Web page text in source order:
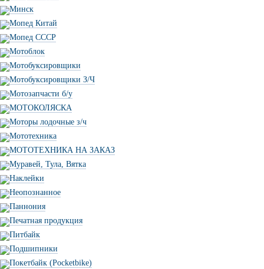
Минск
Мопед Китай
Мопед СССР
Мотоблок
Мотобуксировщики
Мотобуксировщики З/Ч
Мотозапчасти б/у
МОТОКОЛЯСКА
Моторы лодочные з/ч
Мототехника
МОТОТЕХНИКА НА ЗАКАЗ
Муравей, Тула, Вятка
Наклейки
Неопознанное
Паннония
Печатная продукция
Питбайк
Подшипники
Покетбайк (Pocketbike)